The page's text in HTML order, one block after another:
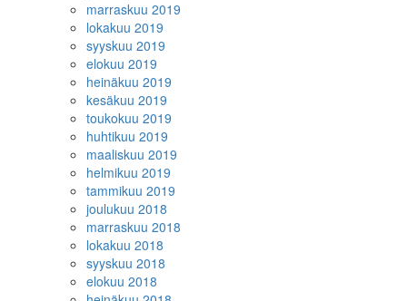
marraskuu 2019
lokakuu 2019
syyskuu 2019
elokuu 2019
heinäkuu 2019
kesäkuu 2019
toukokuu 2019
huhtikuu 2019
maaliskuu 2019
helmikuu 2019
tammikuu 2019
joulukuu 2018
marraskuu 2018
lokakuu 2018
syyskuu 2018
elokuu 2018